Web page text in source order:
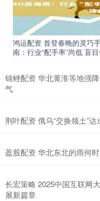
鸿运配资 首登春晚的灵巧
南：行业“配手率”尚低 盲
锦鲤配资 华北黄淮等地强
气
荆叶配资 俄乌“交换领土”
盈股配资 华北东北的雨何
长宏策略 2025中国互联网
展新篇章